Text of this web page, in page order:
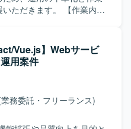
ング環境を想定しており
ます。 【作業内
キャンペーンの設計およ
やトークンの実装・調整
実務オペレーションを行
ながら作業を進められる
業やテスト・チェック対
運用を継続できる方が望
Vue.js】Webサービ
用案件
務委託・フリーランス)